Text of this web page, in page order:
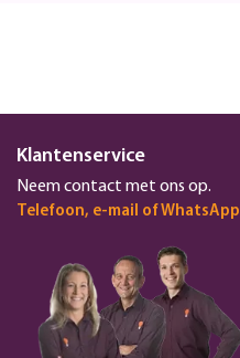
Klantenservice
Neem contact met ons op.
Telefoon, e-mail of WhatsApp